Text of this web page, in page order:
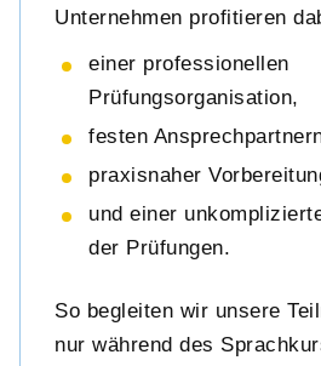
Unternehmen profitieren
einer professionellen
Prüfungsorganisation,
festen
praxisnaher
und einer
der Prüfungen.
So begleiten wir unsere
nur während des